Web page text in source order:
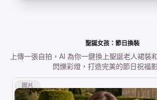
聖誕女孩：節日換裝
上傳一張自拍，AI 為你一鍵換上聖誕老人裙裝
閃爍彩燈，打造完美的節日祝福
圖片